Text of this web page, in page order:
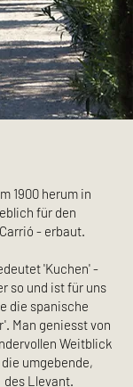
1900 herum in
für den
- erbaut.
'Kuchen' -
so und ist für uns
die spanische
Man geniesst von
Weitblick
umgebende,
Llevant.